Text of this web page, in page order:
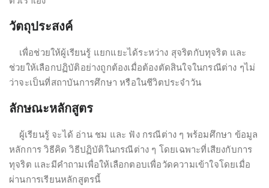
วัตถุประสงค์
เพื่อช่วยให้ผู้เรียนรู้ แยกแยะได้ระหว่าง สุจริตกับทุจริต และ
ช่วยให้เลือกปฏิบัติอย่างถูกต้องเมื่อต้องตัดสินใจในกรณีต่าง ๆไม่
ว่าจะเป็นที่สถาบันการศึกษา หรือในชีวิตประจำวัน
ลักษณะหลักสูตร
ผู้เรียนรู้ จะได้ อ่าน ชม และ ฟัง กรณีต่าง ๆ พร้อมศึกษา ข้อมูล
หลักการ วิธีคิด วิธีปฏิบัติในกรณีต่าง ๆ โดยเฉพาะที่เสียงกับการ
ทุจริต และมีคำถามเพื่อให้เลือกตอบเพื่อวัดความเข้าใจโดยเมื่อ
ผ่านการเรียนหลักสูตรนี้